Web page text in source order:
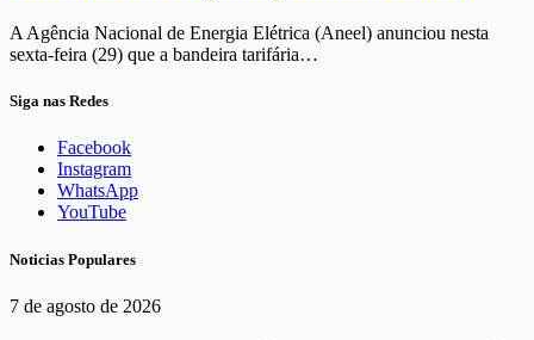
A Agência Nacional de Energia Elétrica (Aneel) anunciou nesta
sexta-feira (29) que a bandeira tarifária…
Siga nas Redes
Facebook
Instagram
WhatsApp
YouTube
Noticias Populares
7 de agosto de 2026